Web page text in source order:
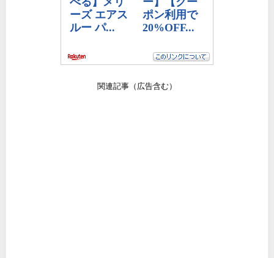
関連記事（広告含む）